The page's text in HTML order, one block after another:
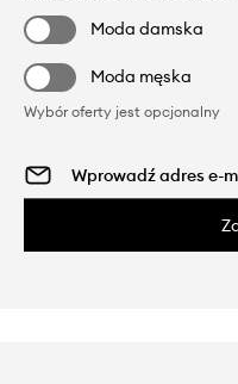
Moda damska
Moda męska
Wybór oferty jest opcjonalny